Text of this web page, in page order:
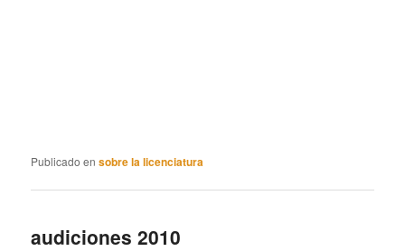
Publicado en sobre la licenciatura
audiciones 2010